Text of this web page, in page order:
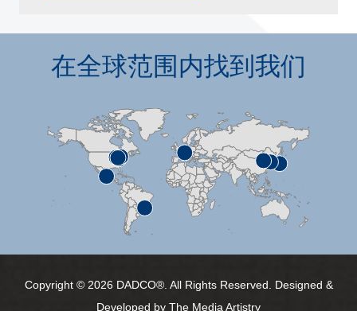
在全球范围内找到我们
Copyright © 2026 DADCO®. All Rights Reserved. Designed &
Developed by The Media Artistry